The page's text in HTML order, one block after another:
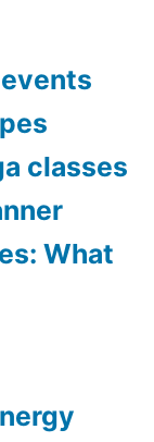
classes
What